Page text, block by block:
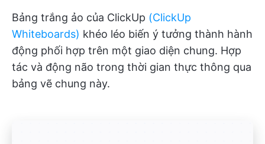
Bảng trắng ảo của ClickUp (ClickUp
Whiteboards) khéo léo biến ý tưởng thành hành
động phối hợp trên một giao diện chung. Hợp
tác và động não trong thời gian thực thông qua
bảng vẽ chung này.